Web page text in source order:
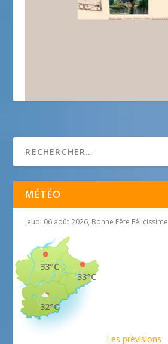
MÉTÉO
Jeudi 06 août 2026, Bonne Fête Félicissime
33°C
33°C
32°C
Les prévisions